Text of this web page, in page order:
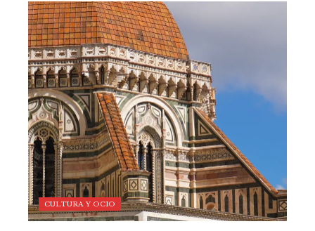
CULTURA Y OCIO